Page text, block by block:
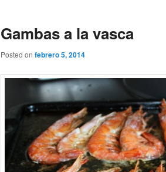
Gambas a la vasca
Posted on febrero 5, 2014